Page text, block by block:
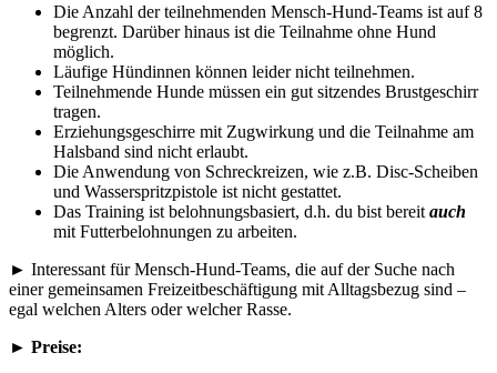
Die Anzahl der teilnehmenden Mensch-Hund-Teams ist auf 8
begrenzt. Darüber hinaus ist die Teilnahme ohne Hund
möglich.
Läufige Hündinnen können leider nicht teilnehmen.
Teilnehmende Hunde müssen ein gut sitzendes Brustgeschirr
tragen.
Erziehungsgeschirre mit Zugwirkung und die Teilnahme am
Halsband sind nicht erlaubt.
Die Anwendung von Schreckreizen, wie z.B. Disc-Scheiben
und Wasserspritzpistole ist nicht gestattet.
Das Training ist belohnungsbasiert, d.h. du bist bereit auch
mit Futterbelohnungen zu arbeiten.
► Interessant für Mensch-Hund-Teams, die auf der Suche nach
einer gemeinsamen Freizeitbeschäftigung mit Alltagsbezug sind –
egal welchen Alters oder welcher Rasse.
► Preise: